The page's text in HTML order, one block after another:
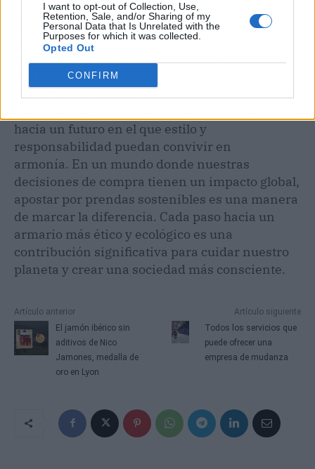
I want to opt-out of Collection, Use,
Retention, Sale, and/or Sharing of my
Personal Data that Is Unrelated with the
Purposes for which it was collected.
Opted Out
CONFIRM
Elegir estilo y sostenibilidad en la ropa no
significa renunciar al diseño o la calidad. Al
contrario, representa una oportunidad de que
sea más auténtica, alineada con los valores y
respeto por el entorno. La moda sustentable no
hacia un futuro en el que estilo y
responsabilidad puedan convivir en
armonía. En un mundo donde nuestras
decisiones de compra tienen un impacto global,
apostar por prendas sostenibles es una manera
de marcar la diferencia. Cada paso hacia un
armario más ético y ecológico es una
contribución significativa para cuidar nuestro
planeta y crear una sociedad más consciente.
Artículo anterior
El jamón ibérico sin
aditivos de Nico
Jamones, medalla de
oro en Lyon
Artículo siguiente
Todos los servicios que
puede ofrecer una
empresa de mudanza